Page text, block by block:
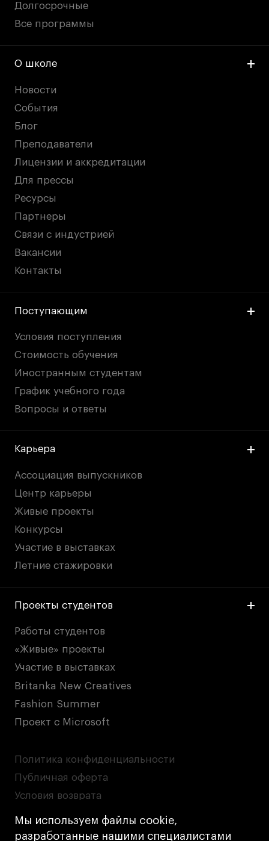
Мы используем файлы cookie,
разработанные нашими специалистами
Долгосрочные
Все программы
О школе
Новости
События
Блог
Преподаватели
Лицензии и аккредитации
Для прессы
Ресурсы
Партнеры
Связи с индустрией
Вакансии
Контакты
Поступающим
Условия поступления
Стоимость обучения
Иностранным студентам
График учебного года
Вопросы и ответы
Карьера
Ассоциация выпускников
Центр карьеры
Живые проекты
Конкурсы
Участие в выставках
Летние стажировки
Проекты студентов
Работы студентов
«Живые» проекты
Участие в выставках
Britanka New Creatives
Fashion Summer
Проект с Microsoft
Политика конфиденциальности
Публичная оферта
Условия возврата
Кредит на образование с господдержкой
Лицензия на осуществление образовательной